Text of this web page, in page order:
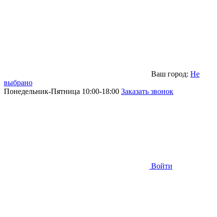
Ваш город: Не
выбрано
Понедельник-Пятница 10:00-18:00 Заказать звонок
Войти